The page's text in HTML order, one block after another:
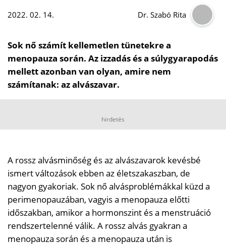
2022. 02. 14. Dr. Szabó Rita
Sok nő számít kellemetlen tünetekre a
menopauza során. Az izzadás és a súlygyarapodás
mellett azonban van olyan, amire nem
számítanak: az alvászavar.
hirdetés
A rossz alvásminőség és az alvászavarok kevésbé
ismert változások ebben az életszakaszban, de
nagyon gyakoriak. Sok nő alvásproblémákkal küzd a
perimenopauzában, vagyis a menopauza előtti
időszakban, amikor a hormonszint és a menstruáció
rendszertelenné válik. A rossz alvás gyakran a
menopauza során és a menopauza után is